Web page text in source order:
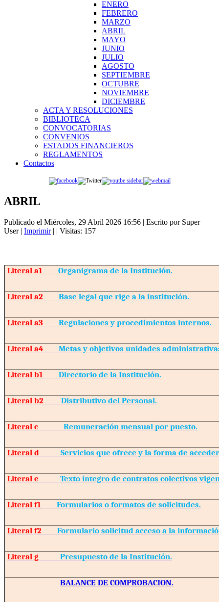
ENERO
FEBRERO
MARZO
ABRIL
MAYO
JUNIO
JULIO
AGOSTO
SEPTIEMBRE
OCTUBRE
NOVIEMBRE
DICIEMBRE
ACTA Y RESOLUCIONES
BIBLIOTECA
CONVOCATORIAS
CONVENIOS
ESTADOS FINANCIEROS
REGLAMENTOS
Contactos
ABRIL
Publicado el Miércoles, 29 Abril 2026 16:56 | Escrito por Super
User| Imprimir| | Visitas: 157
Literal a1 Organigrama de la Institución.
Literal a2 Base legal que rige a la institución.
Literal a3 Regulaciones y procedimientos internos.
Literal a4 Metas y objetivos unidades
Literal b1 Directorio de la Institución.
Literal b2 Distributivo del Personal.
Literal c Remuneración mensual por puesto.
Literal d Servicios que ofrece y la forma de
Literal e Texto íntegro de contratos colectivos
Literal f1 Formularios o formatos de solicitudes.
Literal f2 Formulario solicitud acceso a la
Literal g Presupuesto de la Institución.
BALANCE DE COMPROBACION.